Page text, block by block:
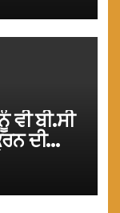
ਬੀ.ਸੀ
ਦੀ
ਮਾਨ